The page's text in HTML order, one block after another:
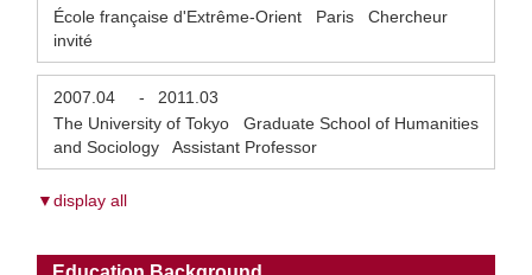
École française d'Extrême-Orient Paris Chercheur
invité
2007.04 -
2011.03
The University of Tokyo Graduate School of Humanities
and Sociology Assistant Professor
▼display all